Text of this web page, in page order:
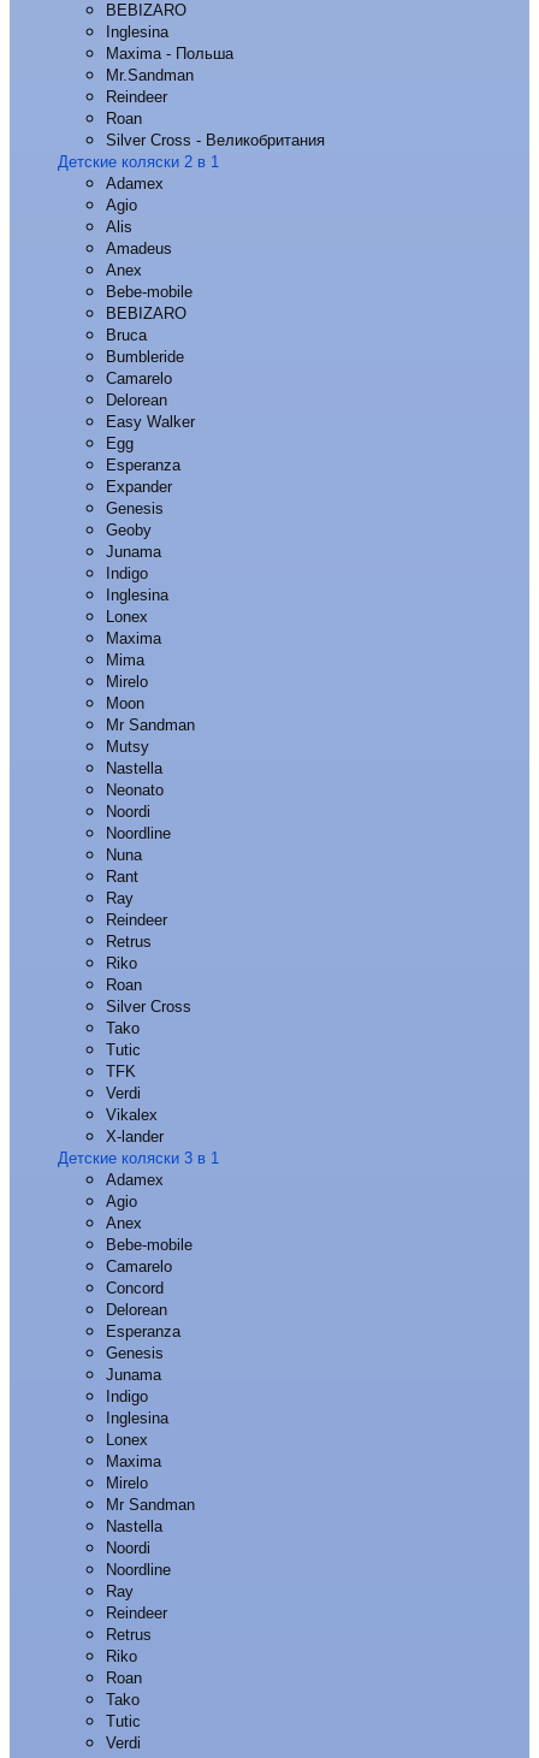
BEBIZARO
Inglesina
Maxima - Польша
Mr.Sandman
Reindeer
Roan
Silver Cross - Великобритания
Детские коляски 2 в 1
Adamex
Agio
Alis
Amadeus
Anex
Bebe-mobile
BEBIZARO
Bruca
Bumbleride
Camarelo
Delorean
Easy Walker
Egg
Esperanza
Expander
Genesis
Geoby
Junama
Indigo
Inglesina
Lonex
Maxima
Mima
Mirelo
Moon
Mr Sandman
Mutsy
Nastella
Neonato
Noordi
Noordline
Nuna
Rant
Ray
Reindeer
Retrus
Riko
Roan
Silver Cross
Tako
Tutic
TFK
Verdi
Vikalex
X-lander
Детские коляски 3 в 1
Adamex
Agio
Anex
Bebe-mobile
Camarelo
Concord
Delorean
Esperanza
Genesis
Junama
Indigo
Inglesina
Lonex
Maxima
Mirelo
Mr Sandman
Nastella
Noordi
Noordline
Ray
Reindeer
Retrus
Riko
Roan
Tako
Tutic
Verdi